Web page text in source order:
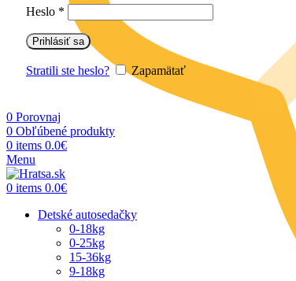
Heslo *
Prihlásiť sa
Stratili ste heslo? Zapamätať
0 Porovnaj
0 Obľúbené produkty
0 items 0.0€
Menu
0 items 0.0€
Detské autosedačky
0-18kg
0-25kg
15-36kg
9-18kg